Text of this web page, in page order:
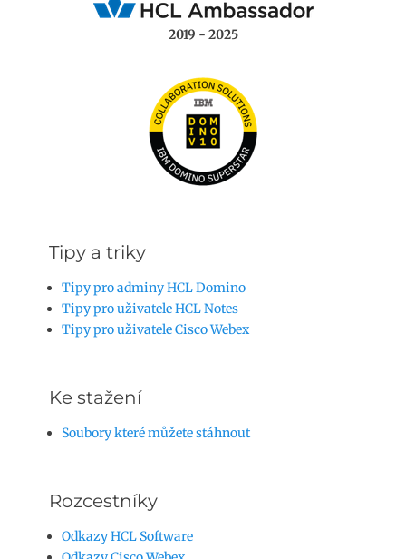
2019 - 2025
Tipy a triky
Tipy pro adminy HCL Domino
Tipy pro uživatele HCL Notes
Tipy pro uživatele Cisco Webex
Ke stažení
Soubory které můžete stáhnout
Rozcestníky
Odkazy HCL Software